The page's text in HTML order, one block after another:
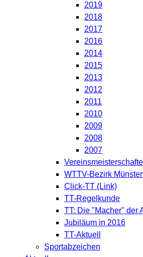
2019
2018
2017
2016
2014
2015
2013
2012
2011
2010
2009
2008
2007
WTTV-Bezirk
Click-TT (Link)
TT-Regelkunde
TT: Die "Macher" der
Jubiläum in 2016
TT-Aktuell
Sportabzeichen